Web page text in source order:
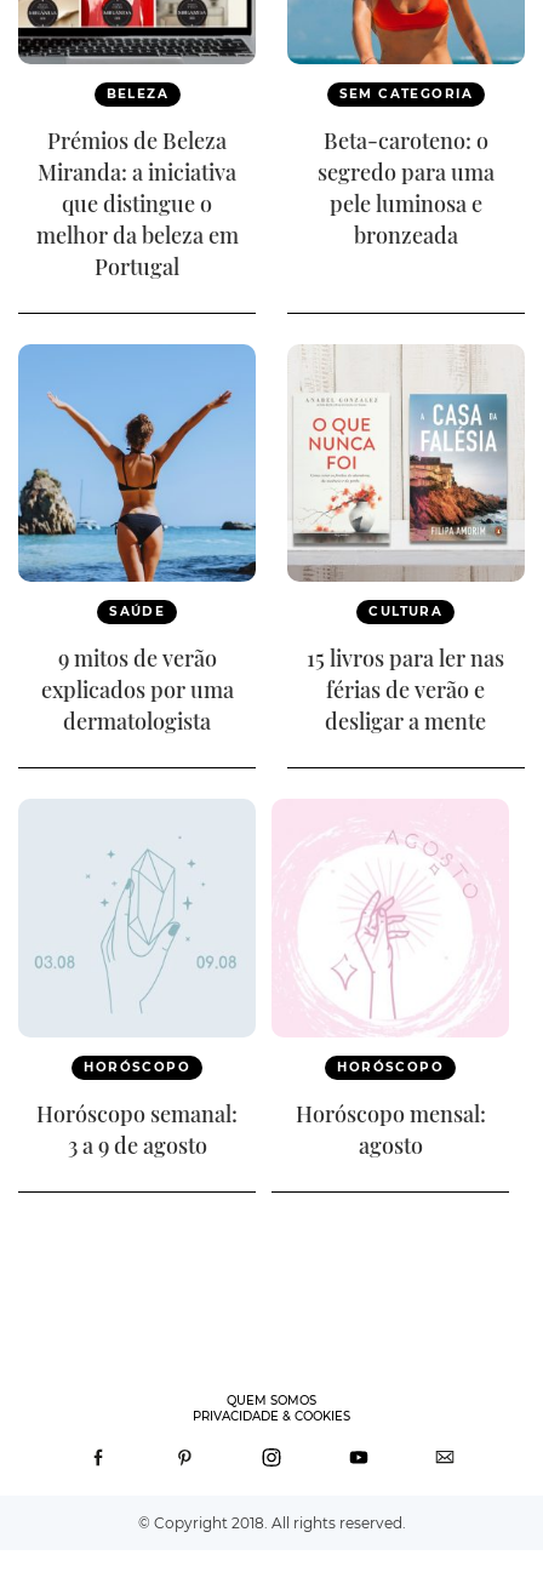
BELEZA
Prémios de Beleza
Miranda: a iniciativa
que distingue o
melhor da beleza em
Portugal
SEM CATEGORIA
Beta-caroteno: o
segredo para uma
pele luminosa e
bronzeada
SAÚDE
9 mitos de verão
explicados por uma
dermatologista
CULTURA
15 livros para ler nas
férias de verão e
desligar a mente
HORÓSCOPO
Horóscopo semanal:
3 a 9 de agosto
HORÓSCOPO
Horóscopo mensal:
agosto
QUEM SOMOS
PRIVACIDADE & COOKIES
© Copyright 2018. All rights reserved.